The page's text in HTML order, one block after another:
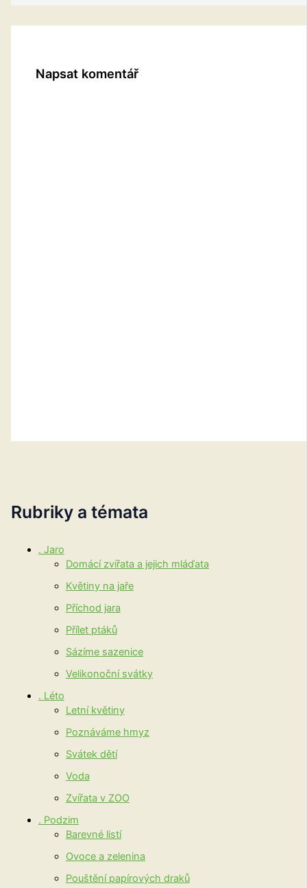
Rubriky a témata
. Jaro
Domácí zvířata a jejich mláďata
Květiny na jaře
Příchod jara
Přílet ptáků
Sázíme sazenice
Velikonoční svátky
. Léto
Letní květiny
Poznáváme hmyz
Svátek dětí
Voda
Zvířata v ZOO
. Podzim
Barevné listí
Ovoce a zelenina
Pouštění papírových draků
Napsat komentář